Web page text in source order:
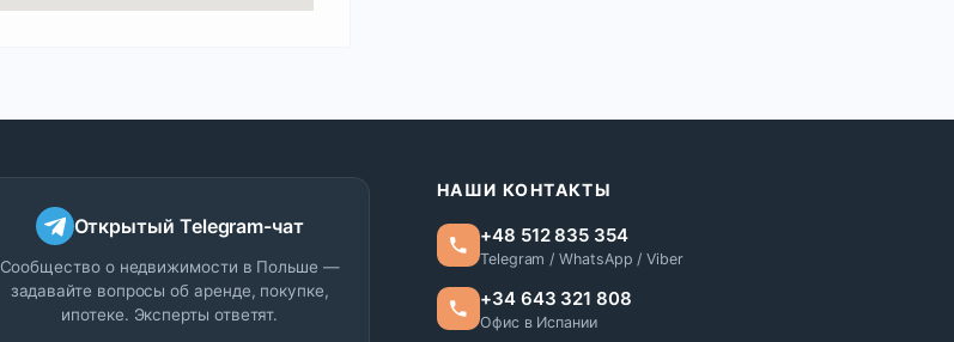
Открытый Telegram-чат
Сообщество о недвижимости в Польше —
задавайте вопросы об аренде, покупке,
ипотеке. Эксперты ответят.
НАШИ КОНТАКТЫ
+48 512 835 354
Telegram / WhatsApp / Viber
+34 643 321 808
Офис в Испании